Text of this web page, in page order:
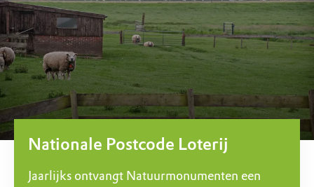
Nationale Postcode Loterij
Jaarlijks ontvangt Natuurmonumenten een